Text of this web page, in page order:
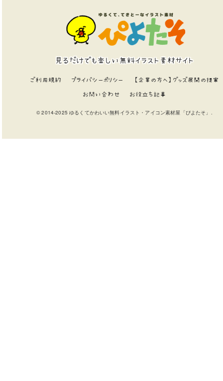
見るだけでも楽しい無料イラスト素材サイト
ご利用規約 プライバシーポリシー 【企業の方へ】グッズ展開の提案
お問い合わせ お役立ち記事
© 2014-2025 ゆるくてかわいい無料イラスト・アイコン素材屋「ぴよたそ」.